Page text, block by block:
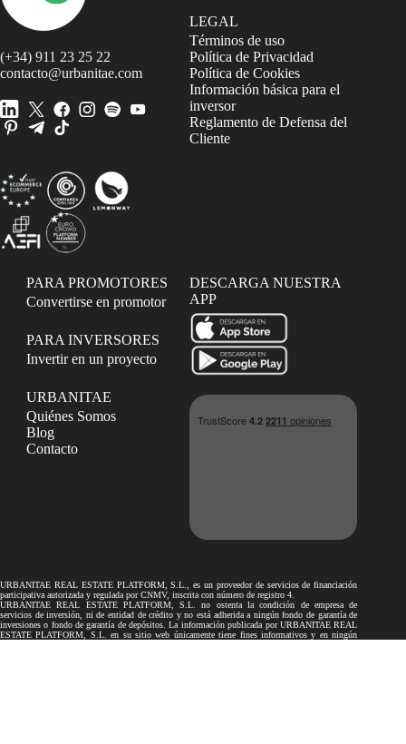
(+34) 911 23 25 22
contacto@urbanitae.com
LEGAL
Términos de uso
Política de Privacidad
Política de Cookies
Información básica para el
inversor
Reglamento de Defensa del
Cliente
PARA PROMOTORES
Convertirse en promotor
PARA INVERSORES
Invertir en un proyecto
URBANITAE
Quiénes Somos
Blog
Contacto
DESCARGA NUESTRA
APP
URBANITAE REAL ESTATE PLATFORM, S.L., es un proveedor de servicios de financiación
participativa autorizada y regulada por CNMV, inscrita con número de registro 4.
URBANITAE REAL ESTATE PLATFORM, S.L. no ostenta la condición de empresa de
servicios de inversión, ni de entidad de crédito y no está adherida a ningún fondo de garantía de
inversiones o fondo de garantía de depósitos. La información publicada por URBANITAE REAL
ESTATE PLATFORM, S.L. en su sitio web únicamente tiene fines informativos y en ningún